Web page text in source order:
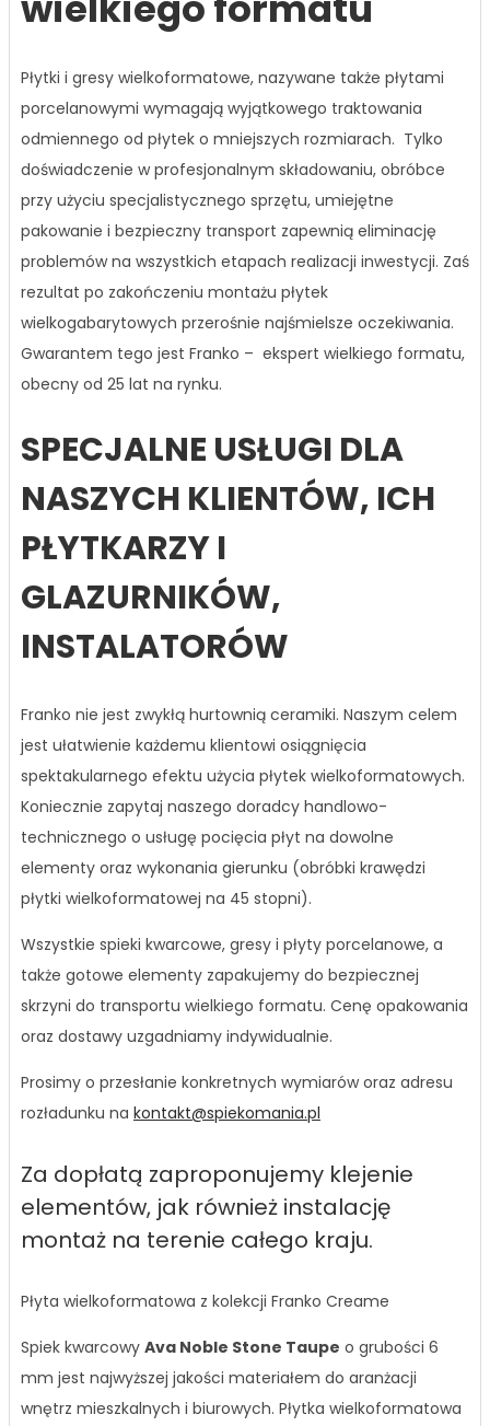
Płytki i gresy wielkoformatowe, nazywane także płytami
porcelanowymi wymagają wyjątkowego traktowania
odmiennego od płytek o mniejszych rozmiarach. Tylko
doświadczenie w profesjonalnym składowaniu, obróbce
przy użyciu specjalistycznego sprzętu, umiejętne
pakowanie i bezpieczny transport zapewnią eliminację
problemów na wszystkich etapach realizacji inwestycji. Zaś
rezultat po zakończeniu montażu płytek
wielkogabarytowych przerośnie najśmielsze oczekiwania.
Gwarantem tego jest Franko – ekspert wielkiego formatu,
obecny od 25 lat na rynku.
SPECJALNE USŁUGI DLA
NASZYCH KLIENTÓW, ICH
PŁYTKARZY I
GLAZURNIKÓW,
INSTALATORÓW
Franko nie jest zwykłą hurtownią ceramiki. Naszym celem
jest ułatwienie każdemu klientowi osiągnięcia
spektakularnego efektu użycia płytek wielkoformatowych.
Koniecznie zapytaj naszego doradcy handlowo-
technicznego o usługę pocięcia płyt na dowolne
elementy oraz wykonania gierunku (obróbki krawędzi
płytki wielkoformatowej na 45 stopni).
Wszystkie spieki kwarcowe, gresy i płyty porcelanowe, a
także gotowe elementy zapakujemy do bezpiecznej
skrzyni do transportu wielkiego formatu. Cenę opakowania
oraz dostawy uzgadniamy indywidualnie.
Prosimy o przesłanie konkretnych wymiarów oraz adresu
rozładunku na kontakt@spiekomania.pl
Za dopłatą zaproponujemy klejenie
elementów, jak również instalację
montaż na terenie całego kraju.
Płyta wielkoformatowa z kolekcji Franko Creame
Spiek kwarcowy Ava Noble Stone Taupe o grubości 6
mm jest najwyższej jakości materiałem do aranżacji
wnętrz mieszkalnych i biurowych. Płytka wielkoformatowa